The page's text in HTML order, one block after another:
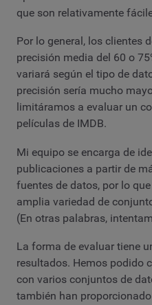
que son relativamente
Por lo general, los clientes
precisión media del 60 o
variará según el tipo de
precisión sería mucho
limitáramos a evaluar un
películas de IMDB.
Mi equipo se encarga de
publicaciones a partir de
fuentes de datos, por lo
amplia variedad de
(En otras palabras,
La forma de evaluar tiene
resultados. Hemos podido
con varios conjuntos de
también han